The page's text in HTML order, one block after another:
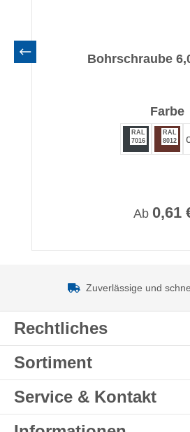
Bohrschraube
Farbe
RAL
7016
RAL
8012
Ab 0,61
Zuverlässige und
Rechtliches
Sortiment
Service & Kontakt